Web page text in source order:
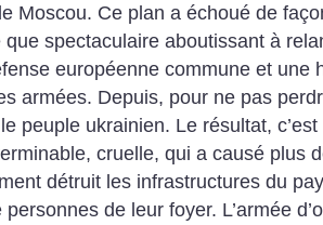
Moscou. Ce plan a échoué de
que spectaculaire aboutissant à
européenne commune et une
armées. Depuis, pour ne pas
peuple ukrainien. Le résultat,
cruelle, qui a causé plus
détruit les infrastructures du
personnes de leur foyer. L’armée